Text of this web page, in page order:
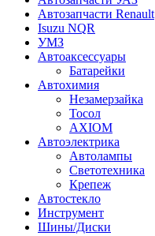
Автозапчасти Renault
Isuzu NQR
УМЗ
Автоаксессуары
Батарейки
Автохимия
Незамерзайка
Тосол
AXIOM
Автоэлектрика
Автолампы
Светотехника
Крепеж
Автостекло
Инструмент
Шины/Диски